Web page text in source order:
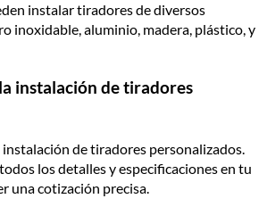
instalar tiradores de diversos
inoxidable, aluminio, madera, plástico, y
instalación de tiradores
instalación de tiradores personalizados.
los detalles y especificaciones en tu
una cotización precisa.